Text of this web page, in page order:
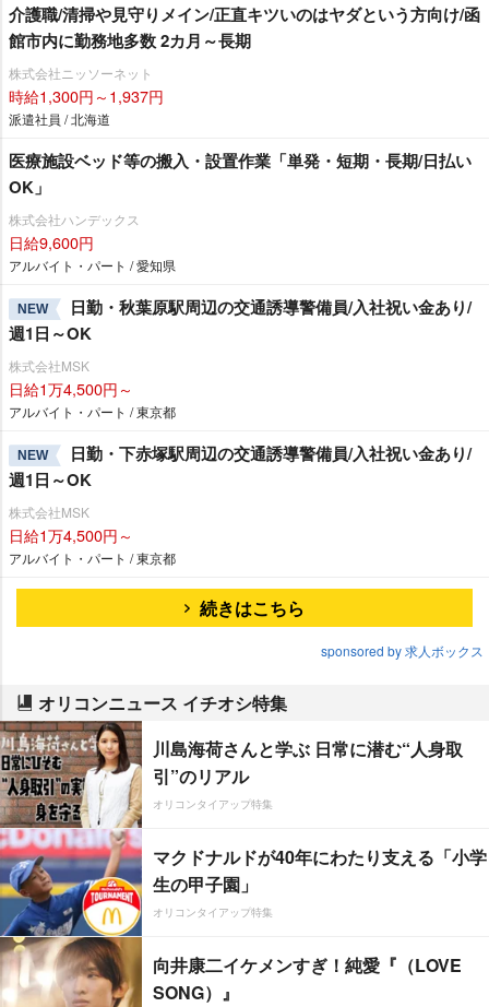
介護職/清掃や見守りメイン/正直キツいのはヤダという方向け/函
館市内に勤務地多数 2カ月～長期
株式会社ニッソーネット
時給1,300円～1,937円
派遣社員 / 北海道
医療施設ベッド等の搬入・設置作業「単発・短期・長期/日払い
OK」
株式会社ハンデックス
日給9,600円
アルバイト・パート / 愛知県
NEW
日勤・秋葉原駅周辺の交通誘導警備員/入社祝い金あり/
週1日～OK
株式会社MSK
日給1万4,500円～
アルバイト・パート / 東京都
NEW
日勤・下赤塚駅周辺の交通誘導警備員/入社祝い金あり/
週1日～OK
株式会社MSK
日給1万4,500円～
アルバイト・パート / 東京都
続きはこちら
sponsored by 求人ボックス
オリコンニュース イチオシ特集
川島海荷さんと学ぶ 日常に潜む“人身取
引”のリアル
オリコンタイアップ特集
マクドナルドが40年にわたり支える「小学
生の甲子園」
オリコンタイアップ特集
向井康二イケメンすぎ！純愛『（LOVE
SONG）』